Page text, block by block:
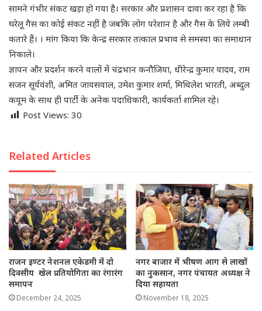
सामने गंभीर संकट खड़ा हो गया है। सरकार और प्रशासन दावा कर रहा है कि
घरेलू गैस का कोई संकट नहीं है जबकि लोग परेशान है और गैस के लिये लम्बी
कतारे हैं। । मांग किया कि केन्द्र सरकार तत्काल प्रभाव से समस्या का समाधान
निकाले।
ज्ञापन और प्रदर्शन करने वालों में चंद्रभान कनौजिया, धीरेन्द्र कुमार यादव, राम
सजन सूर्यवंशी, अमित जायसवाल, उमेश कुमार शर्मा, मिथिलेश भारती, अब्दुल
कयूम के साथ ही पार्टी के अनेक पदाधिकारी, कार्यकर्ता शामिल रहे।
Post Views: 30
Related Articles
राजन इण्टर नेशनल एकेडमी में दो
दिवसीय खेल प्रतियोगिता का रंगारंग
समापन
December 24, 2025
नगर बाजार में भीषण आग से लाखों
का नुकसान, नगर पंचायत अध्यक्ष ने
दिया सहायता
November 18, 2025